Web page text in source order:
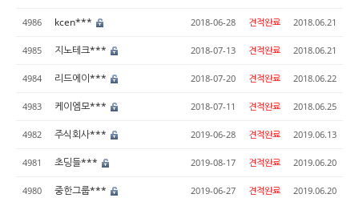
4986 kcen*** 2018-06-28 견적완료 2018.06.21
4985 지노테크*** 2018-07-13 견적완료 2018.06.21
4984 리드에이*** 2018-07-20 견적완료 2018.06.22
4983 케이엠모*** 2018-07-11 견적완료 2018.06.25
4982 주식회사*** 2019-06-28 견적완료 2019.06.13
4981 초딩들*** 2019-08-17 견적완료 2019.06.20
4980 중한그룹*** 2019-06-27 견적완료 2019.06.20